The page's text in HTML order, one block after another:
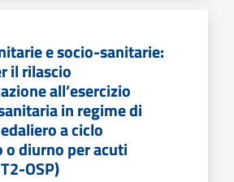
e socio-sanitarie:
il rilascio
all’esercizio
in regime di
a ciclo
diurno per acuti
OSP)